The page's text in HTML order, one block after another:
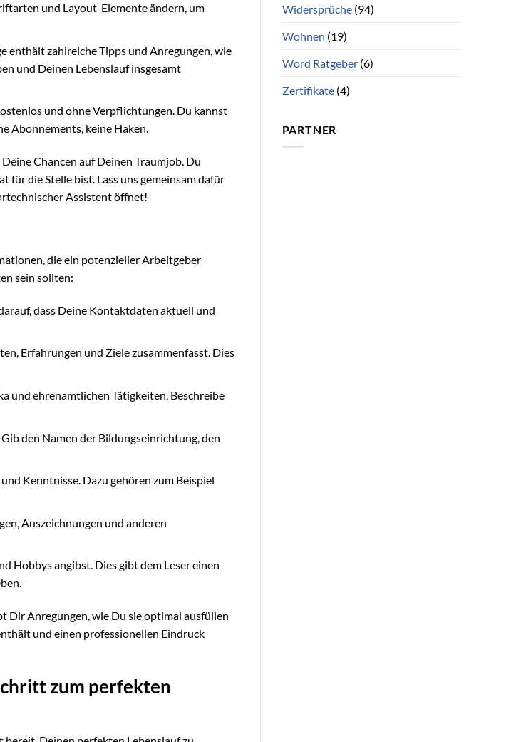
und Layout-Elemente ändern, um
enthält zahlreiche Tipps und Anregungen, wie
und Deinen Lebenslauf insgesamt
und ohne Verpflichtungen. Du kannst
Abonnements, keine Haken.
Chancen auf Deinen Traumjob. Du
für die Stelle bist. Lass uns gemeinsam dafür
Assistent öffnet!
die ein potenzieller Arbeitgeber
sein sollten:
dass Deine Kontaktdaten aktuell und
Erfahrungen und Ziele zusammenfasst. Dies
und ehrenamtlichen Tätigkeiten. Beschreibe
den Namen der Bildungseinrichtung, den
Kenntnisse. Dazu gehören zum Beispiel
Auszeichnungen und anderen
Hobbys angibst. Dies gibt dem Leser einen
Dir Anregungen, wie Du sie optimal ausfüllen
und einen professionellen Eindruck
zum perfekten
Widersprüche(94)
Wohnen (19)
Word Ratgeber(6)
Zertifikate(4)
PARTNER